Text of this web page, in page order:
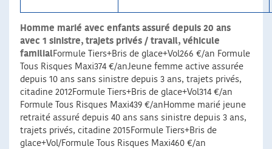
Homme marié avec enfants assuré depuis 20 ans
avec 1 sinistre, trajets privés / travail, véhicule
familialFormule Tiers+Bris de glace+Vol266 €/an Formule
Tous Risques Maxi374 €/anJeune femme active assurée
depuis 10 ans sans sinistre depuis 3 ans, trajets privés,
citadine 2012Formule Tiers+Bris de glace+Vol314 €/an
Formule Tous Risques Maxi439 €/anHomme marié jeune
retraité assuré depuis 40 ans sans sinistre depuis 3 ans,
trajets privés, citadine 2015Formule Tiers+Bris de
glace+Vol/Formule Tous Risques Maxi460 €/an